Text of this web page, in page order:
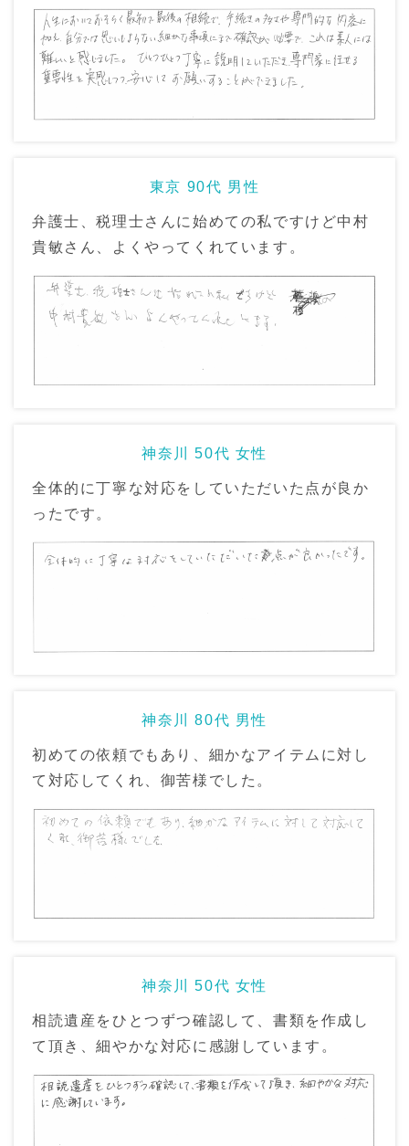
東京 90代 男性
弁護士、税理士さんに始めての私ですけど中村
貴敏さん、よくやってくれています。
神奈川 50代 女性
全体的に丁寧な対応をしていただいた点が良か
ったです。
神奈川 80代 男性
初めての依頼でもあり、細かなアイテムに対し
て対応してくれ、御苦様でした。
神奈川 50代 女性
相読遺産をひとつずつ確認して、書類を作成し
て頂き、細やかな対応に感謝しています。